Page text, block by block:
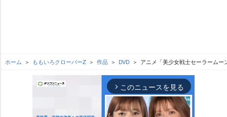
ホーム ももいろクローバーZ 作品 DVD アニメ「美少女戦士セーラームー
arrow_forward_ios このニュースを見る